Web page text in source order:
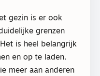
gezin is er ook
grenzen
is heel belangrijk
en op te laden.
meer aan anderen